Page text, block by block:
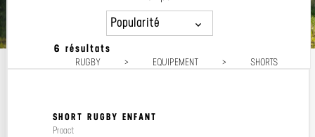
6 résultats
RUGBY > EQUIPEMENT > SHORTS
Popularité
Prix décroissant
SHORT RUGBY ENFANT
Proact